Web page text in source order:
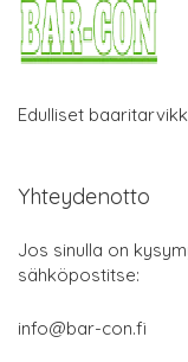
Edulliset
Yhteydenotto
Jos sinulla on
sähköpostitse:
info@bar-con.fi